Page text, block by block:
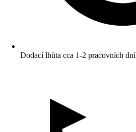
Dodací lhůta cca 1-2 pracovních dní